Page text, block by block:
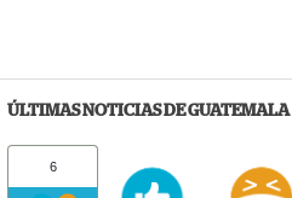
ÚLTIMAS NOTICIAS DE GUATEMALA
6